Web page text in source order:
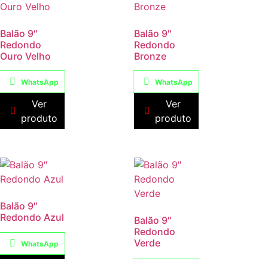
Balão 9″
Redondo
Ouro Velho
WhatsApp
Ver
produto
Balão 9″
Redondo
Bronze
WhatsApp
Ver
produto
Balão 9″
Redondo Azul
WhatsApp
Balão 9″
Redondo
Verde